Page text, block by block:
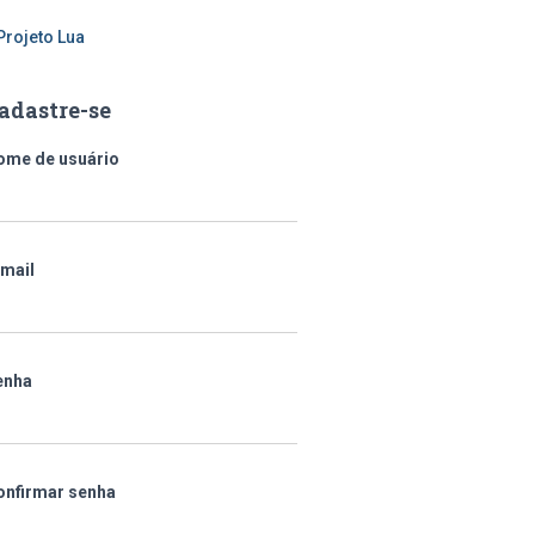
Lua
se
de usuário
senha